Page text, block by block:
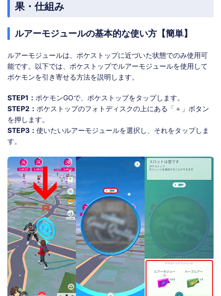
果・仕組み
ルアーモジュールの基本的な使い方【簡単】
ルアーモジュールは、ポケストップに近づいた状態でのみ使用可
能です。以下では、ポケストップでルアーモジュールを使用して
ポケモンを引き寄せる方法を説明します。
STEP1： ポケモンGOで、ポケストップをタップします。
STEP2： ポケストップのフォトディスクの上にある「＋」ボタン
を押します。
STEP3： 使いたいルアーモジュールを選択し、それをタップしま
す。